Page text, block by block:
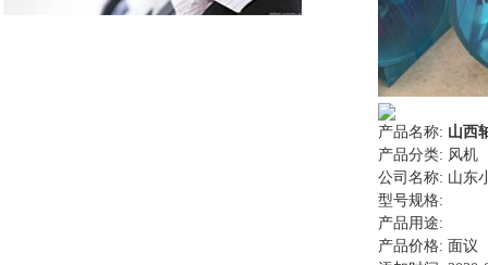
产品名称: 山西
产品分类: 风机
公司名称: 山东
型号规格:
产品用途:
产品价格: 面议